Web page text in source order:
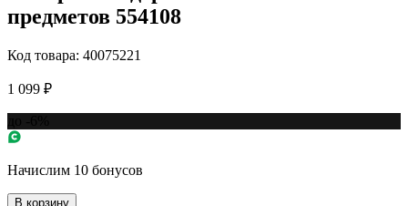
предметов 554108
Код товара: 40075221
1 099 ₽
Начислим 10 бонусов
В корзину